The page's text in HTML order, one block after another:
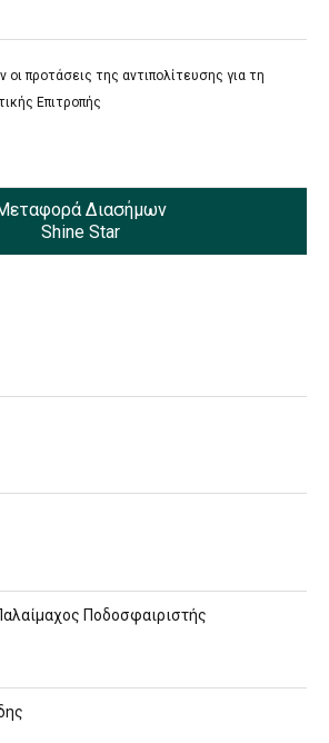
οι προτάσεις της αντιπολίτευσης για τη
Επιτροπής
Διασήμων
Shine Star
Ποδοσφαιριστής